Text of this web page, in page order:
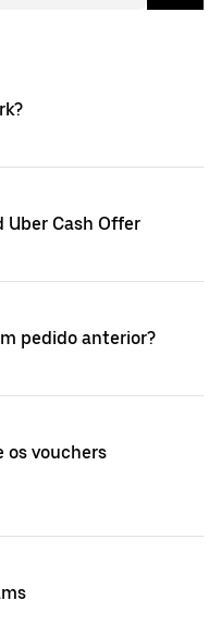
Cash Offer
pedido anterior?
os vouchers